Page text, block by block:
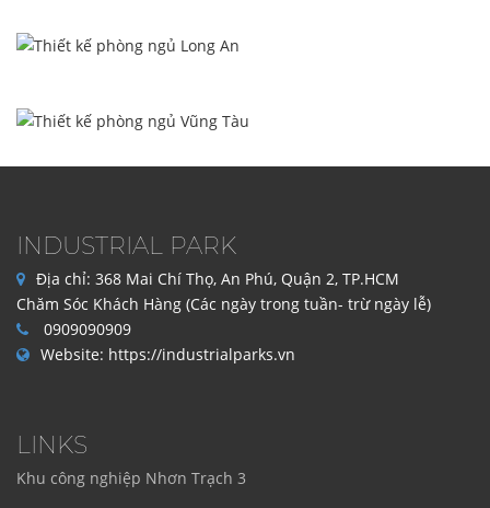
INDUSTRIAL PARK
Địa chỉ: 368 Mai Chí Thọ, An Phú, Quận 2, TP.HCM
Chăm Sóc Khách Hàng (Các ngày trong tuần- trừ ngày lễ)
0909090909
Website: https://industrialparks.vn
LINKS
Khu công nghiệp Nhơn Trạch 3